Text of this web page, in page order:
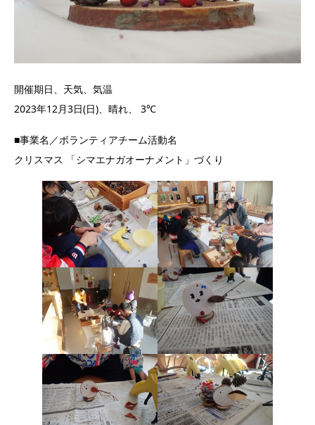
開催期日、天気、気温
2023年12月3日(日)、晴れ、 3℃
■事業名／ボランティアチーム活動名
クリスマス 「シマエナガオーナメント」づくり